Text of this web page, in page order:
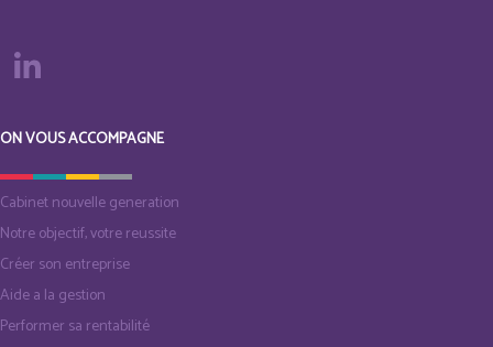
ON VOUS ACCOMPAGNE
Cabinet nouvelle generation
Notre objectif, votre reussite
Créer son entreprise
Aide a la gestion
Performer sa rentabilité